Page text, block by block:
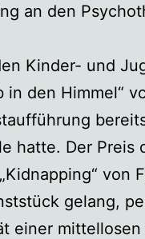
an den
Kinder- und
in den Himmel“
hatte. Der Preis
von
gelang,
einer